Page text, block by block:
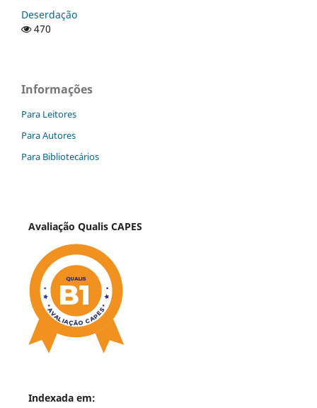
Deserdação
470
Informações
Para Leitores
Para Autores
Para Bibliotecários
Avaliação Qualis CAPES
Indexada em: